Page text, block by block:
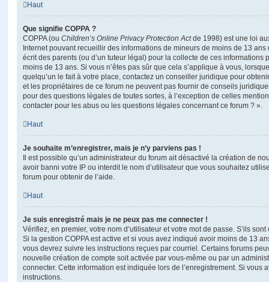
Haut
Que signifie COPPA ?
COPPA (ou Children’s Online Privacy Protection Actde 1998) est une loi
Internet pouvant recueillir des informations de mineurs de moins de 13
écrit des parents (ou d’un tuteur légal) pour la collecte de ces informations
moins de 13 ans. Si vous n’êtes pas sûr que cela s’applique à vous,
quelqu’un le fait à votre place, contactez un conseiller juridique pour
et les propriétaires de ce forum ne peuvent pas fournir de conseils
pour des questions légales de toutes sortes, à l’exception de celles
contacter pour les abus ou les questions légales concernant ce forum ? ».
Haut
Je souhaite m’enregistrer, mais je n’y parviens pas !
Il est possible qu’un administrateur du forum ait désactivé la création de
avoir banni votre IP ou interdit le nom d’utilisateur que vous souhaitez
forum pour obtenir de l’aide.
Haut
Je suis enregistré mais je ne peux pas me connecter !
Vérifiez, en premier, votre nom d’utilisateur et votre mot de passe. S’ils
Si la gestion COPPA est active et si vous avez indiqué avoir moins de 13
vous devrez suivre les instructions reçues par courriel. Certains forums
nouvelle création de compte soit activée par vous-même ou par un
connecter. Cette information est indiquée lors de l’enregistrement. Si vous
instructions.